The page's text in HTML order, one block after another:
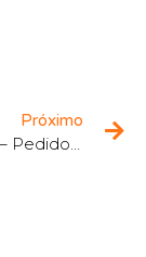
Próximo